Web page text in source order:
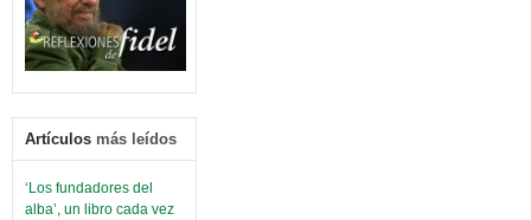
Artículos más leídos
‘Los fundadores del
alba’, un libro cada vez